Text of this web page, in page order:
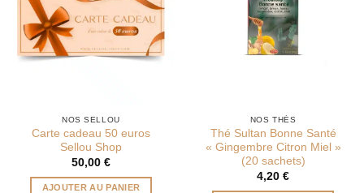
NOS SELLOU
Carte cadeau 50 euros
Sellou Shop
50,00 €
AJOUTER AU PANIER
NOS THÉS
Thé Sultan Bonne Santé
« Gingembre Citron Miel »
(20 sachets)
4,20 €